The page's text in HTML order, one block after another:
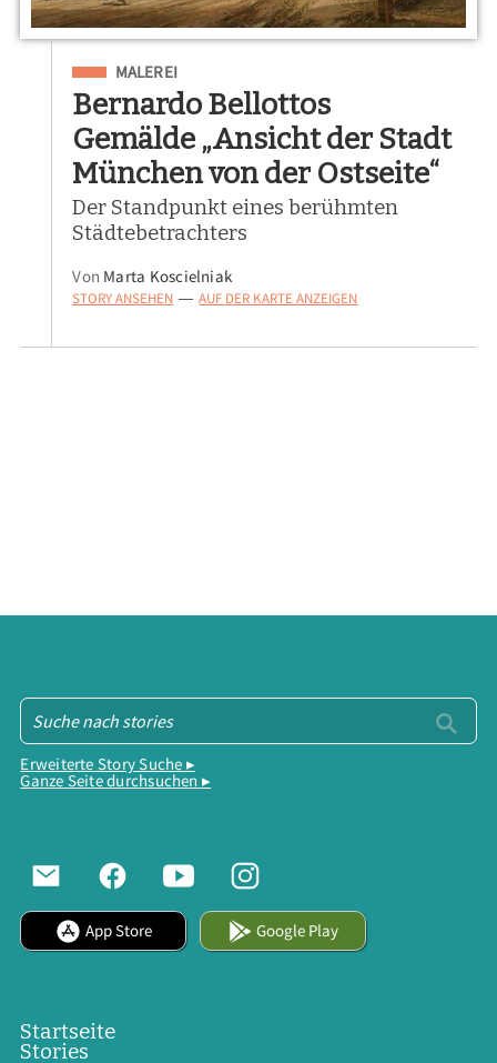
Eingeordnet unter
MALEREI
Bernardo Bellottos
Gemälde „Ansicht der Stadt
München von der Ostseite“
Der Standpunkt eines berühmten
Städtebetrachters
Von Marta Koscielniak
STORY ANSEHEN — AUF DER KARTE ANZEIGEN
Erweiterte Story Suche ▸
Ganze Seite durchsuchen ▸
App Store Google Play
Startseite
Stories